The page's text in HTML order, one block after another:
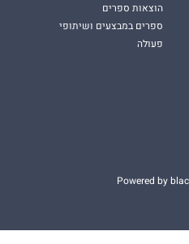
הוצאות ספרים
ספרים במבצעים ושיתופי
פעולה
Powered by